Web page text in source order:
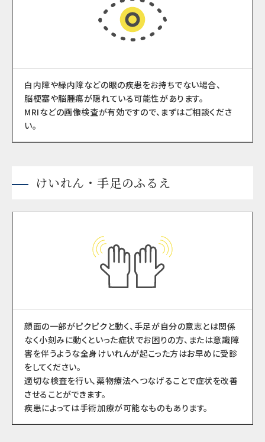
白内障や緑内障などの眼の疾患をお持ちでない場合、
脳梗塞や脳腫瘍が隠れている可能性があります。
MRIなどの画像検査が有効ですので、まずはご相談くださ
い。
けいれん・手足のふるえ
顔面の一部がピクピクと動く、手足が自分の意志とは関係
なく小刻みに動くといった症状でお困りの方、または意識障
害を伴うような全身けいれんが起こった方はお早めに受診
をしてください。
適切な検査を行い、薬物療法へつなげることで症状を改善
させることができます。
疾患によっては手術加療が可能なものもあります。